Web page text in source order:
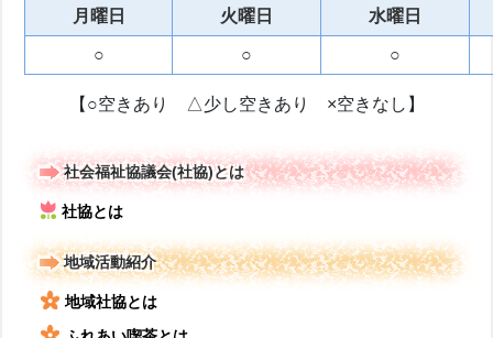
月曜日 火曜日 水曜日
○ ○ ○
【○空きあり △少し空きあり ×空きなし】
社会福祉協議会(社協)とは
社協とは
地域活動紹介
地域社協とは